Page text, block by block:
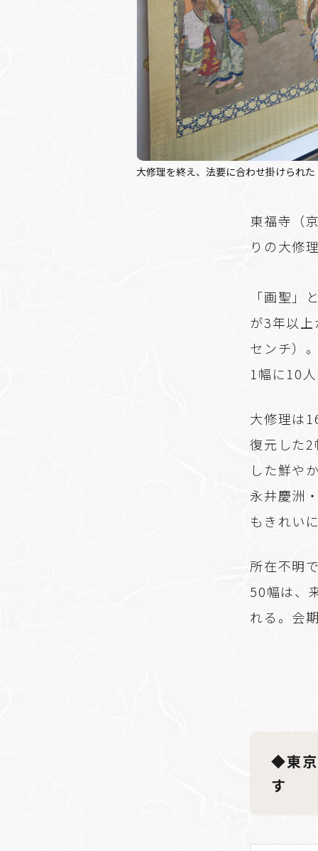
大修理を終え、法要に合わせ掛けられ
東福寺（
りの大修
「画聖」
が3年以
センチ）
1幅に10
大修理は
復元した
した鮮や
永井慶洲
もきれい
所在不明
50幅は、
れる。会
◆東京
す